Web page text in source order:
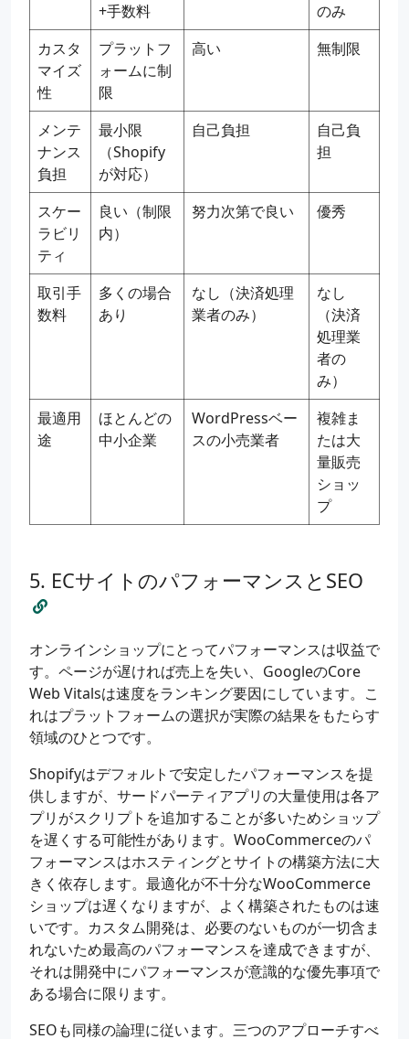
+手数料
のみ
カスタ
マイズ
性
プラットフ
ォームに制
限
高い 無制限
メンテ
ナンス
負担
最小限
（Shopify
が対応）
自己負担
自己負
担
スケー
ラビリ
ティ
良い（制限
内）
努力次第で良い 優秀
取引手
数料
多くの場合
あり
なし（決済処理
業者のみ）
なし
（決済
処理業
者の
み）
最適用
途
ほとんどの
中小企業
WordPressベー
スの小売業者
複雑ま
たは大
量販売
ショッ
プ
ECサイトのパフォーマンスとSEO
オンラインショップにとってパフォーマンスは収益で
す。ページが遅ければ売上を失い、GoogleのCore
Web Vitalsは速度をランキング要因にしています。こ
れはプラットフォームの選択が実際の結果をもたらす
領域のひとつです。
Shopifyはデフォルトで安定したパフォーマンスを提
供しますが、サードパーティアプリの大量使用は各ア
プリがスクリプトを追加することが多いためショップ
を遅くする可能性があります。WooCommerceのパ
フォーマンスはホスティングとサイトの構築方法に大
きく依存します。最適化が不十分なWooCommerce
ショップは遅くなりますが、よく構築されたものは速
いです。カスタム開発は、必要のないものが一切含ま
れないため最高のパフォーマンスを達成できますが、
それは開発中にパフォーマンスが意識的な優先事項で
ある場合に限ります。
SEOも同様の論理に従います。三つのアプローチすべ